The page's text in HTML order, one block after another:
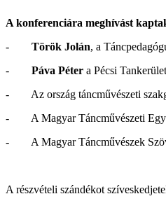
A konferenciára meghívást
- Török Jolán, a
- Páva Péter a Pécsi
- Az ország táncművészeti
- A Magyar Táncművészeti
- A Magyar Táncművészek
A részvételi szándékot